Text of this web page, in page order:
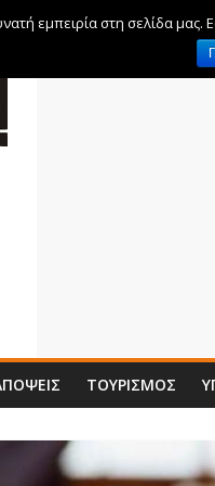
ΤΟΥΡΙΣΜΌΣ
εμπειρία στη σελίδα μας.